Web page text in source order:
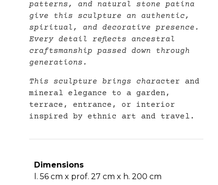
patterns, and natural stone patina
give this sculpture an authentic,
spiritual, and decorative presence.
Every detail reflects ancestral
craftsmanship passed down through
generations.
This sculpture brings character and
mineral elegance to a garden,
terrace, entrance, or interior
inspired by ethnic art and travel.
Dimensions
l. 56 cm x prof. 27 cm x h. 200 cm